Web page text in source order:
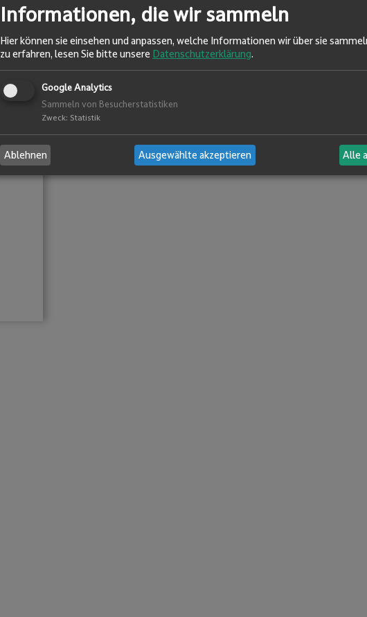
Informationen, die wir sammeln
Hier können sie einsehen und anpassen, welche Informationen wir über sie
zu erfahren, lesen Sie bitte unsere Datenschutzerklärung.
Google Analytics
Sammeln von Besucherstatistiken
Zweck: Statistik
Ablehnen Ausgewählte akzeptieren Alle